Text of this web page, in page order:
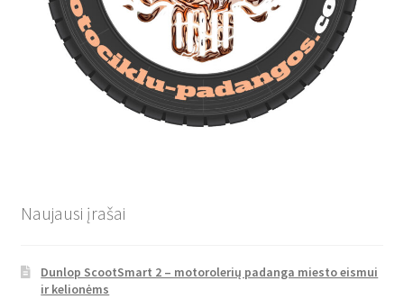
Naujausi įrašai
Dunlop ScootSmart 2 – motorolerių padanga miesto eismui
ir kelionėms